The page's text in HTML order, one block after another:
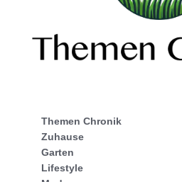
Themen Chronik
Zuhause
Garten
Lifestyle